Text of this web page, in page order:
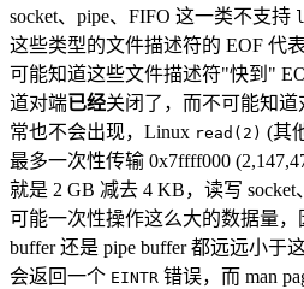
socket、pipe、FIFO 这一类不支持
这些类型的文件描述符的 EOF 代
可能知道这些文件描述符"快到"
道对端已经关闭了，而不可能知道
常也不会出现，Linux read(2) (其
最多一次性传输 0x7ffff000
就是 2 GB 减去 4 KB，读写
可能一次性操作这么大的数据量，
buffer 还是 pipe buffer 都远远小于
会返回一个 EINTR 错误，而 man